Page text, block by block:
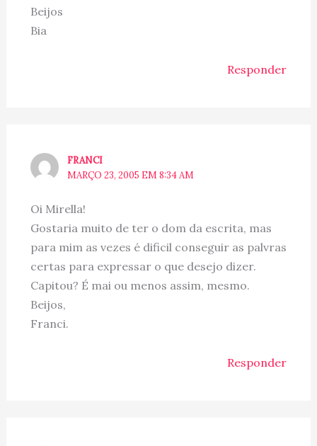
Beijos
Bia
Responder
FRANCI
MARÇO 23, 2005 EM 8:34 AM
Oi Mirella!
Gostaria muito de ter o dom da escrita, mas
para mim as vezes é dificil conseguir as palvras
certas para expressar o que desejo dizer.
Capitou? É mai ou menos assim, mesmo.
Beijos,
Franci.
Responder